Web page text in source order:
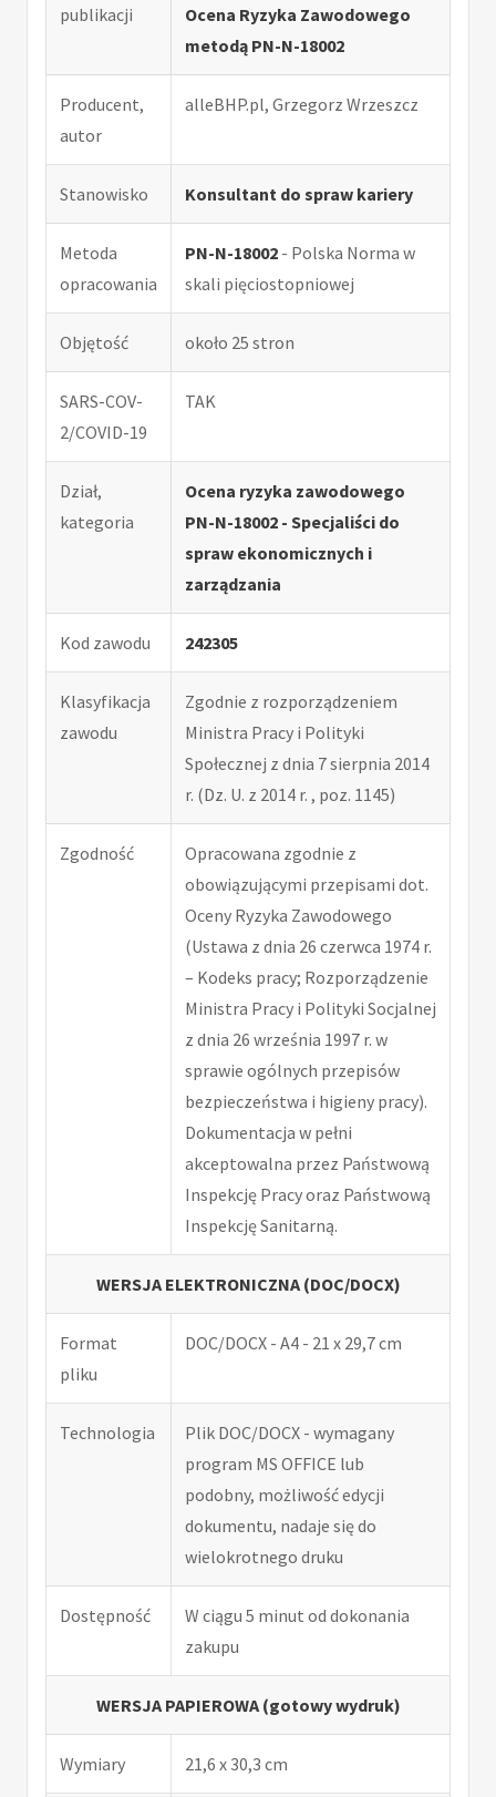
publikacji
Ocena Ryzyka Zawodowego
metodą PN-N-18002
Producent,
autor
alleBHP.pl, Grzegorz Wrzeszcz
Stanowisko Konsultant do spraw kariery
Metoda
opracowania
PN-N-18002 - Polska Norma w
skali pięciostopniowej
Objętość około 25 stron
SARS-COV-
2/COVID-19
TAK
Dział,
kategoria
Ocena ryzyka zawodowego
PN-N-18002 - Specjaliści do
spraw ekonomicznych i
zarządzania
Kod zawodu 242305
Klasyfikacja
zawodu
Zgodnie z rozporządzeniem
Ministra Pracy i Polityki
Społecznej z dnia 7 sierpnia 2014
r. (Dz. U. z 2014 r. , poz. 1145)
Zgodność
Opracowana zgodnie z
obowiązującymi przepisami dot.
Oceny Ryzyka Zawodowego
(Ustawa z dnia 26 czerwca 1974 r.
– Kodeks pracy; Rozporządzenie
Ministra Pracy i Polityki Socjalnej
z dnia 26 września 1997 r. w
sprawie ogólnych przepisów
bezpieczeństwa i higieny pracy).
Dokumentacja w pełni
akceptowalna przez Państwową
Inspekcję Pracy oraz Państwową
Inspekcję Sanitarną.
WERSJA ELEKTRONICZNA (DOC/DOCX)
Format
pliku
DOC/DOCX - A4 - 21 x 29,7 cm
Technologia
Plik DOC/DOCX - wymagany
program MS OFFICE lub
podobny, możliwość edycji
dokumentu, nadaje się do
wielokrotnego druku
Dostępność
W ciągu 5 minut od dokonania
zakupu
WERSJA PAPIEROWA (gotowy wydruk)
Wymiary 21,6 x 30,3 cm